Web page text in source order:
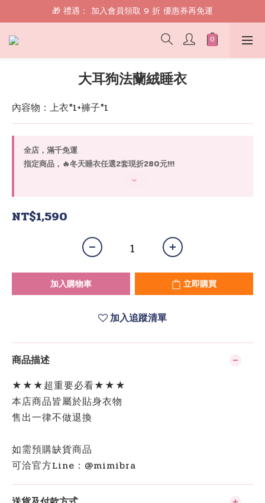
🎁 禮遇： 加入會員領取 9 折 優惠券再免運
🎁 禮遇： 加入會員領取 9 折 優惠券再免運
📱 綁定 LINE 好友，現領 $100 購物金！
🎁 禮遇： 加入會員領取 9 折 優惠券再免運
大耳狗法蘭絨睡衣
內容物：上衣*1+褲子*1
全店，滿千免運
指定商品，🔥冬天睡衣任選2套現折280元!!!
NT$1,590
加入購物車 立即購買
加入追蹤清單
商品描述
★★★超重要必看★★★
本店商品皆屬於貼身衣物
售出一律不做退換
如需預購缺貨商品
可洽官方Line：@mimibra